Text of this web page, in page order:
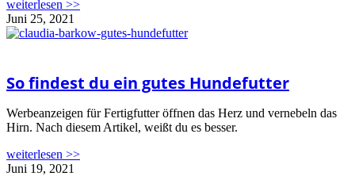
weiterlesen >>
Juni 25, 2021
So findest du ein gutes Hundefutter
Werbeanzeigen für Fertigfutter öffnen das Herz und vernebeln das
Hirn. Nach diesem Artikel, weißt du es besser.
weiterlesen >>
Juni 19, 2021